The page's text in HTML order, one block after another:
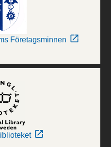
Företagsminnen